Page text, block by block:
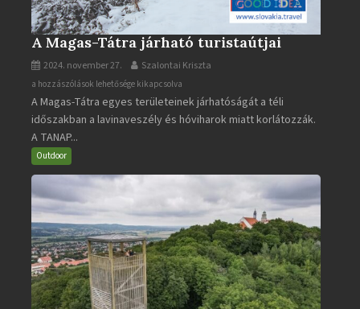
A Magas-Tátra járható turistaútjai
2024. november 27. Szalontai Kriszta
A
Magas-
Tátra
járható
turistaútjai
a hozzászólások lehetősége kikapcsolva
A Magas-Tátra egyes területeinek járhatóságát a téli
időszakban a lavinaveszély és hóviharok miatt korlátozzák.
A TANAP...
Outdoor